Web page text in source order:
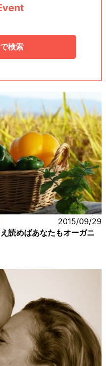
2015/09/29
読めばあなたもオーガニ